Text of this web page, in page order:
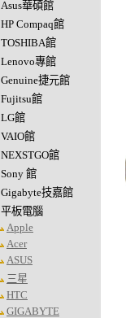
Asus華碩館
HP Compaq館
TOSHIBA館
Lenovo專館
Genuine捷元館
Fujitsu館
LG館
VAIO館
NEXSTGO館
Sony 館
Gigabyte技嘉館
平板電腦
Apple
Acer
ASUS
三星
HTC
GIGABYTE